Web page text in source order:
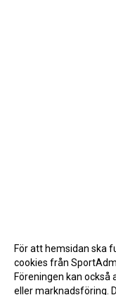
För att hemsidan ska
cookies från
Föreningen kan
eller marknadsföring.